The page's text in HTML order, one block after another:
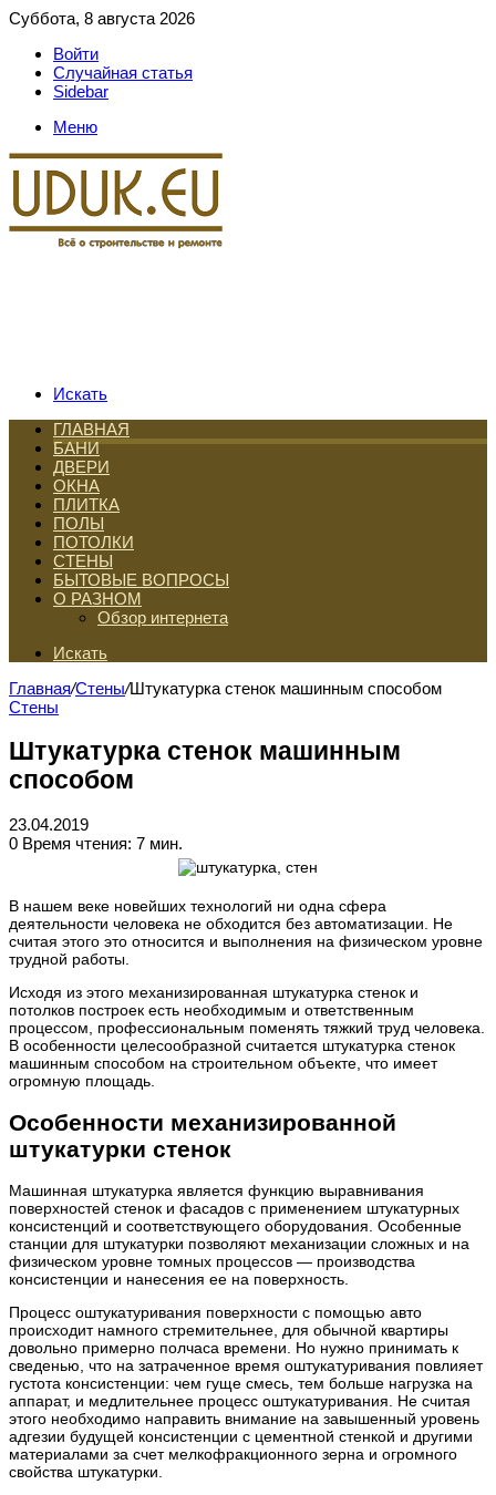
Суббота, 8 августа 2026
Войти
Случайная статья
Sidebar
Меню
Искать
ГЛАВНАЯ
БАНИ
ДВЕРИ
ОКНА
ПЛИТКА
ПОЛЫ
ПОТОЛКИ
СТЕНЫ
БЫТОВЫЕ ВОПРОСЫ
О РАЗНОМ
Обзор интернета
Искать
Главная/Стены/Штукатурка стенок машинным способом
Стены
Штукатурка стенок машинным
способом
23.04.2019
0 Время чтения: 7 мин.
В нашем веке новейших технологий ни одна сфера
деятельности человека не обходится без автоматизации. Не
считая этого это относится и выполнения на физическом уровне
трудной работы.
Исходя из этого механизированная штукатурка стенок и
потолков построек есть необходимым и ответственным
процессом, профессиональным поменять тяжкий труд человека.
В особенности целесообразной считается штукатурка стенок
машинным способом на строительном объекте, что имеет
огромную площадь.
Особенности механизированной
штукатурки стенок
Машинная штукатурка является функцию выравнивания
поверхностей стенок и фасадов с применением штукатурных
консистенций и соответствующего оборудования. Особенные
станции для штукатурки позволяют механизации сложных и на
физическом уровне томных процессов — производства
консистенции и нанесения ее на поверхность.
Процесс оштукатуривания поверхности с помощью авто
происходит намного стремительнее, для обычной квартиры
довольно примерно полчаса времени. Но нужно принимать к
сведенью, что на затраченное время оштукатуривания повлияет
густота консистенции: чем гуще смесь, тем больше нагрузка на
аппарат, и медлительнее процесс оштукатуривания. Не считая
этого необходимо направить внимание на завышенный уровень
адгезии будущей консистенции с цементной стенкой и другими
материалами за счет мелкофракционного зерна и огромного
свойства штукатурки.